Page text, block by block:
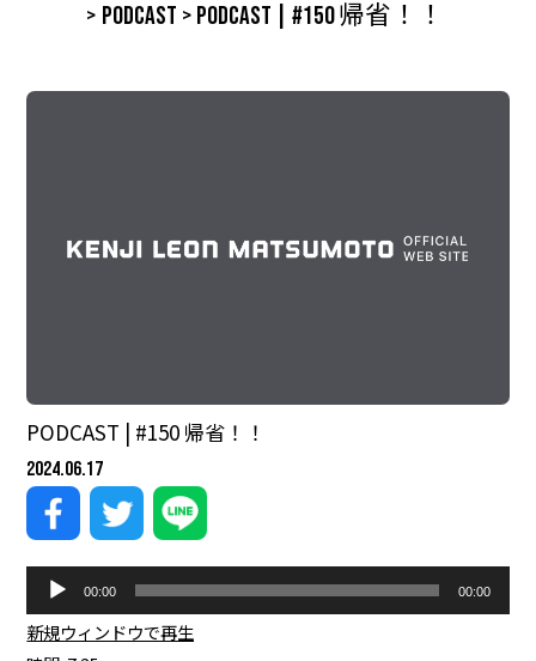
> PODCAST > PODCAST | #150 帰省！！
PODCAST | #150 帰省！！
2024.06.17
プ
00:00 00:00
新規ウィンドウで再生